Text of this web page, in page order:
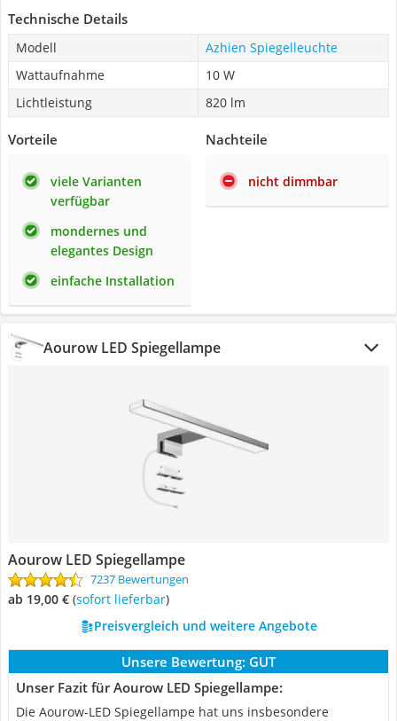
Technische Details
Modell
Azhien Spiegelleuchte
Wattaufnahme
10 W
Lichtleistung
820 lm
Vorteile
viele Varianten
verfügbar
mondernes und
elegantes Design
einfache Installation
Nachteile
nicht dimmbar
Aourow LED Spiegellampe
Aourow LED Spiegellampe
7237 Bewertungen
ab 19,00 € ( Sofort lieferbar)
Preisvergleich und weitere Angebote
Unsere Bewertung: GUT
Unser Fazit für Aourow LED Spiegellampe:
Die Aourow-LED Spiegellampe hat uns insbesondere